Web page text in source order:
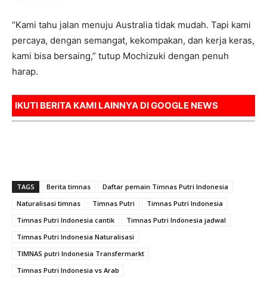
“Kami tahu jalan menuju Australia tidak mudah. Tapi kami
percaya, dengan semangat, kekompakan, dan kerja keras,
kami bisa bersaing,” tutup Mochizuki dengan penuh
harap.
IKUTI BERITA KAMI LAINNYA DIGOOGLE NEWS
TAGS Berita timnas
Daftar pemain Timnas Putri Indonesia
Naturalisasi timnas
Timnas Putri
Timnas Putri Indonesia
Timnas Putri Indonesia cantik
Timnas Putri Indonesia jadwal
Timnas Putri Indonesia Naturalisasi
TIMNAS putri Indonesia Transfermarkt
Timnas Putri Indonesia vs Arab